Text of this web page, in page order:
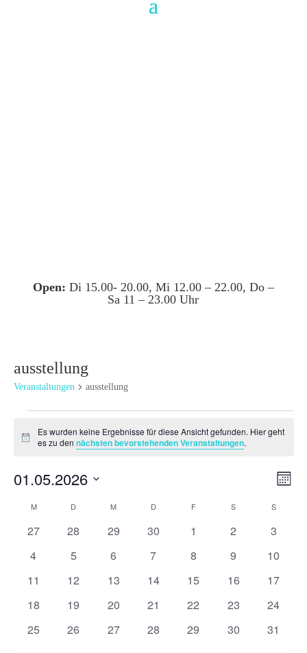
Open: Di 15.00- 20.00, Mi 12.00 – 22.00, Do –
Sa 11 – 23.00 Uhr
ausstellung
Veranstaltungen ausstellung
Hinweis
Es wurden keine Ergebnisse für diese Ansicht gefunden. Hier geht
es zu dennächsten bevorstehenden Veranstaltungen.
Monat
01.05.2026
wählen.
Kalender
von
MMONTAG D DIENSTAGM MITTWOCH
DDONNERSTAG
FFREITAG S SAMSTAGS
0
27
0
28
0
29
0
30
0
1
0
2
0
3
0
4
0
5
0
6
0
7
0
8
0
9
0
10
0
11
0
12
0
13
0
14
0
15
0
16
0
17
0
18
0
19
0
20
0
21
0
22
0
23
0
24
0
25
0
26
0
27
0
28
0
29
0
30
0
31